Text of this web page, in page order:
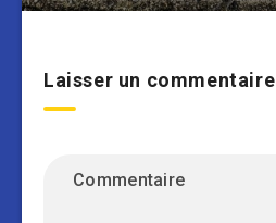
Laisser un commentaire